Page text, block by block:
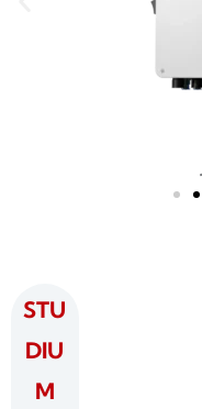
STU
DIU
M